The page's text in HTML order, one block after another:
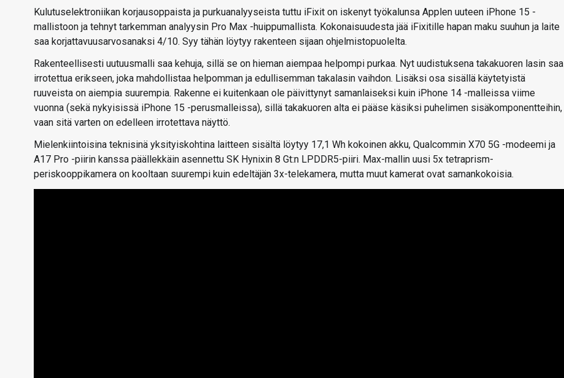
Kulutuselektroniikan korjausoppaista ja purkuanalyyseista tuttu iFixit on iskenyt työkalunsa Applen uuteen iPhone 15 -
mallistoon ja tehnyt tarkemman analyysin Pro Max -huippumallista. Kokonaisuudesta jää iFixitille hapan maku suuhun ja laite
saa korjattavuusarvosanaksi 4/10. Syy tähän löytyy rakenteen sijaan ohjelmistopuolelta.
Rakenteellisesti uutuusmalli saa kehuja, sillä se on hieman aiempaa helpompi purkaa. Nyt uudistuksena takakuoren lasin saa
irrotettua erikseen, joka mahdollistaa helpomman ja edullisemman takalasin vaihdon. Lisäksi osa sisällä käytetyistä
ruuveista on aiempia suurempia. Rakenne ei kuitenkaan ole päivittynyt samanlaiseksi kuin iPhone 14 -malleissa viime
vuonna (sekä nykyisissä iPhone 15 -perusmalleissa), sillä takakuoren alta ei pääse käsiksi puhelimen sisäkomponentteihin,
vaan sitä varten on edelleen irrotettava näyttö.
Mielenkiintoisina teknisinä yksityiskohtina laitteen sisältä löytyy 17,1 Wh kokoinen akku, Qualcommin X70 5G -modeemi ja
A17 Pro -piirin kanssa päällekkäin asennettu SK Hynixin 8 Gt:n LPDDR5-piiri. Max-mallin uusi 5x tetraprism-
periskooppikamera on kooltaan suurempi kuin edeltäjän 3x-telekamera, mutta muut kamerat ovat samankokoisia.